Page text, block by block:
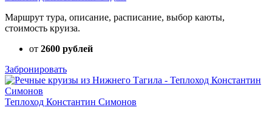
Маршрут тура, описание, расписание, выбор каюты,
стоимость круиза.
от 2600 рублей
Забронировать
Теплоход Константин Симонов